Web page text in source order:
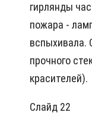
гирлянды
пожара -
вспыхивала.
прочного
красителей).
Слайд 22